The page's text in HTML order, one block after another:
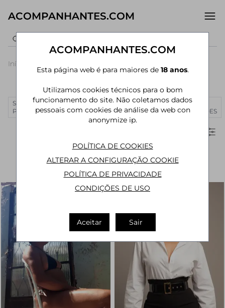
ACOMPANHANTES.COM
Início
SÃO
PAULO
RIO DE
JANEIRO
CURITIBA MANAUS
JOÃO
PESSOA
MAIS
CIDADES
ACOMPANHANTES.COM
Esta página web é para maiores de 18 anos.
Utilizamos cookies técnicos para o bom
funcionamento do site. Não coletamos dados
pessoais com cookies de análise da web con
anonymize ip.
POLÍTICA DE COOKIES
ALTERAR A CONFIGURAÇÃO COOKIE
POLÍTICA DE PRIVACIDADE
CONDIÇÕES DE USO
Aceitar Sair